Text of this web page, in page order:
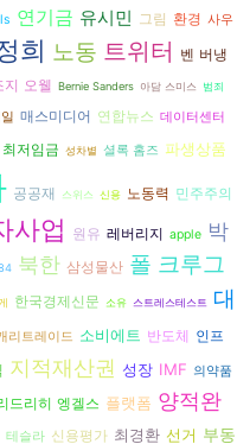
연기금 유시민 그림 환경 사우
희 노동 트위터 벤 버냉
지 오웰 Bernie Sanders 아담 스미스 범죄
매스미디어 연합뉴스 데이터센터
최저임금 성차별 셜록 홈즈 파생상품
공공재 스위스 신용 노동력 민주주의
사업 원유 레버리지 apple 박
북한 삼성물산 폴 크루그
한국경제신문 소유 스트레스테스트
대
리트레이드 소비에트 반도체 인프
지적재산권 성장 IMF 의약품
드리히 엥겔스 플랫폼 양적완
테슬라 신용평가 최경환 선거 부동